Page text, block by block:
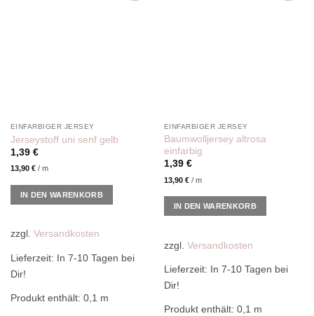
EINFARBIGER JERSEY
Jerseystoff uni senf gelb
1,39 €
13,90 €/ m
IN DEN WARENKORB
zzgl. Versandkosten
Lieferzeit: In 7-10 Tagen bei
Dir!
Produkt enthält: 0,1 m
EINFARBIGER JERSEY
Baumwolljersey altrosa
einfarbig
1,39 €
13,90 €/ m
IN DEN WARENKORB
zzgl. Versandkosten
Lieferzeit: In 7-10 Tagen bei
Dir!
Produkt enthält: 0,1 m